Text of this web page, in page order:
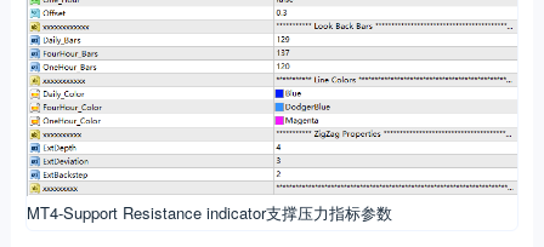
MT4-Support Resistance indicator支撑压力指标参数